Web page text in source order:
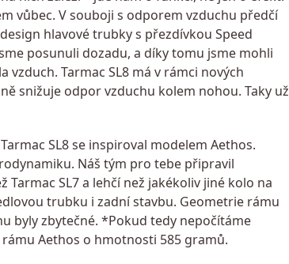
vůbec. V souboji s odporem vzduchu předčí
hlavové trubky s přezdívkou Speed
posunuli dozadu, a díky tomu jsme mohli
Tarmac SL8 má v rámci nových
snižuje odpor vzduchu kolem nohou. Taky už
SL8 se inspiroval modelem Aethos.
Náš tým pro tebe připravil
SL7 a lehčí než jakékoliv jiné kolo na
trubku i zadní stavbu. Geometrie rámu
byly zbytečné. *Pokud tedy nepočítáme
Aethos o hmotnosti 585 gramů.